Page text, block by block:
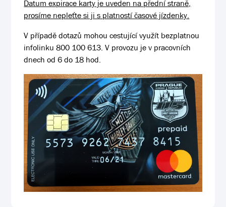
Datum expirace karty je uveden na přední straně,
prosíme nepleťte si ji s platností časové jízdenky.
V případě dotazů mohou cestující využít bezplatnou
infolinku 800 100 613. V provozu je v pracovních
dnech od 6 do 18 hod.